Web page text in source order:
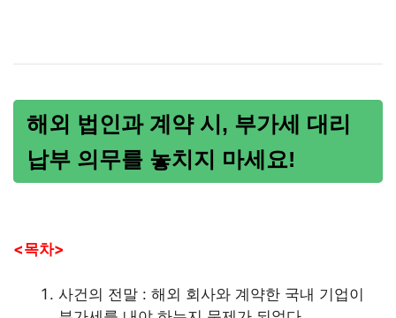
해외 법인과 계약 시, 부가세 대리
납부 의무를 놓치지 마세요!
<목차>
사건의 전말 : 해외 회사와 계약한 국내 기업이